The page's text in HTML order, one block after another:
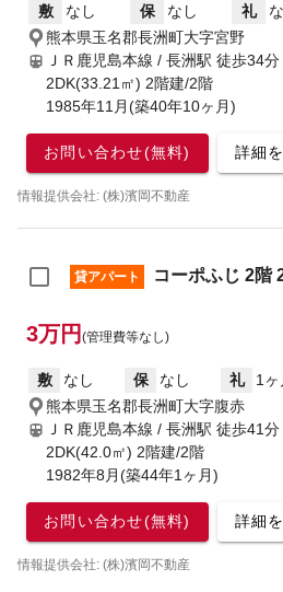
敷 なし 保 なし 礼
熊本県玉名郡長洲町大字宮野
ＪＲ鹿児島本線 / 長洲駅 徒歩34分
2DK(33.21㎡) 2階建/2階
1985年11月(築40年10ヶ月)
お問い合わせ(無料) 詳細
情報提供会社: (株)濱岡不動産
貸アパート コーポふじ 2階
3万円 (管理費等なし)
敷 なし 保 なし 礼
1ヶ
熊本県玉名郡長洲町大字腹赤
ＪＲ鹿児島本線 / 長洲駅 徒歩41分
2DK(42.0㎡) 2階建/2階
1982年8月(築44年1ヶ月)
お問い合わせ(無料) 詳細
情報提供会社: (株)濱岡不動産